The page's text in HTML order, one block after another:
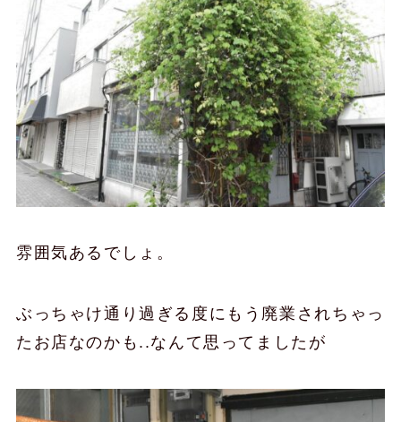
雰囲気あるでしょ。
ぶっちゃけ通り過ぎる度にもう廃業されちゃっ
たお店なのかも..なんて思ってましたが